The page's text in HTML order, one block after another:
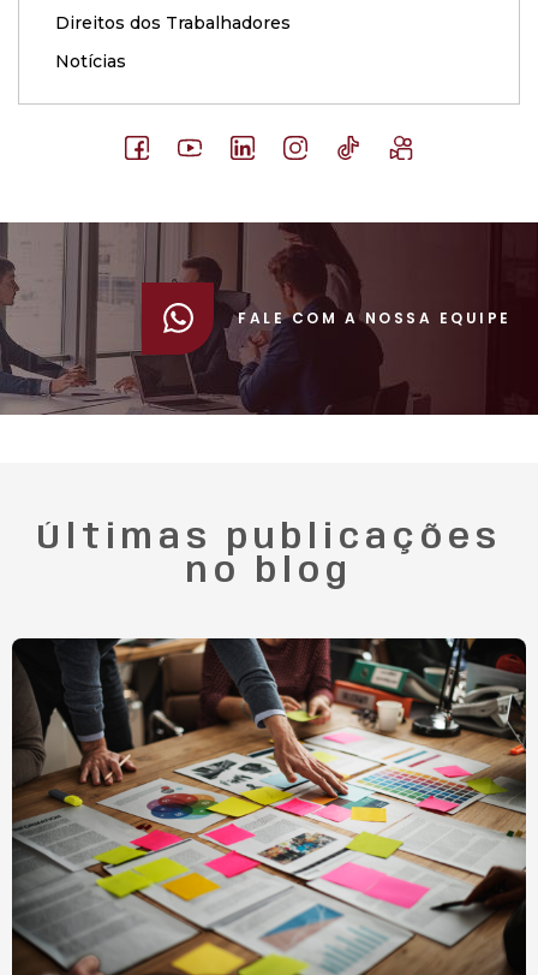
Direitos dos Trabalhadores
Notícias
FALE COM A NOSSA EQUIPE
Últimas publicações
no blog